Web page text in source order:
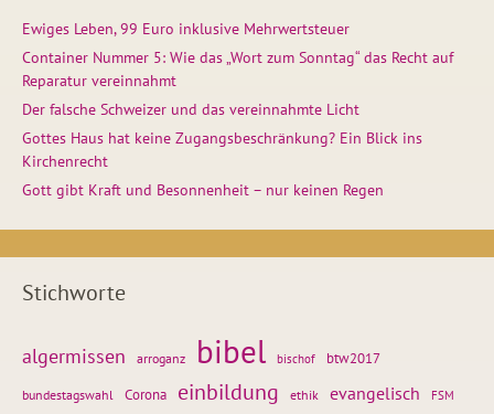
Ewiges Leben, 99 Euro inklusive Mehrwertsteuer
Container Nummer 5: Wie das „Wort zum Sonntag“ das Recht auf
Reparatur vereinnahmt
Der falsche Schweizer und das vereinnahmte Licht
Gottes Haus hat keine Zugangsbeschränkung? Ein Blick ins
Kirchenrecht
Gott gibt Kraft und Besonnenheit – nur keinen Regen
Stichworte
algermissen arroganz bibel bischof btw2017
bundestagswahl Corona einbildung ethik evangelisch FSM